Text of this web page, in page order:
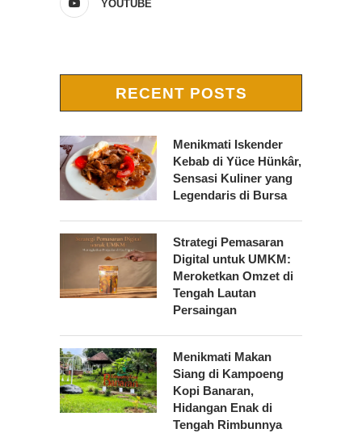
YOUTUBE
RECENT POSTS
Menikmati Iskender
Kebab di Yüce Hünkâr,
Sensasi Kuliner yang
Legendaris di Bursa
Strategi Pemasaran
Digital untuk UMKM:
Meroketkan Omzet di
Tengah Lautan
Persaingan
Menikmati Makan
Siang di Kampoeng
Kopi Banaran,
Hidangan Enak di
Tengah Rimbunnya